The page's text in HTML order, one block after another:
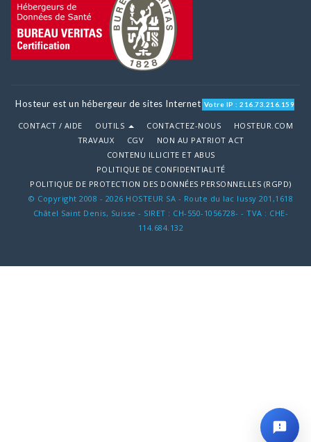
Hosteur est un hébergeur de sites Internet Votre IP : 216.73.216.159
CONTACT / AIDE OUTILS CONTACTEZ-NOUS
HOSTEUR.COM
TRAVAUX
CGV
NON AU PATRIOT ACT
CONTENU ILLICITE ET ABUS
POLITIQUE DE CONFIDENTIALITÉ
POLITIQUE DE PROTECTION DES DONNÉES PERSONNELLES (RGPD)
© Copyright 2008 - 2026 HOSTEUR SA - Route du lac lussy 201,1618
Châtel Saint Denis, Suisse - SIRET : CH-550-1056728- - TVA : CHE-
114.684.132